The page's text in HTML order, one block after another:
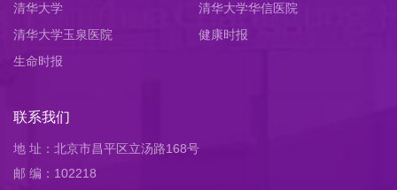
清华大学
清华大学华信医院
清华大学玉泉医院
健康时报
生命时报
联系我们
地 址：北京市昌平区立汤路168号
邮 编：102218